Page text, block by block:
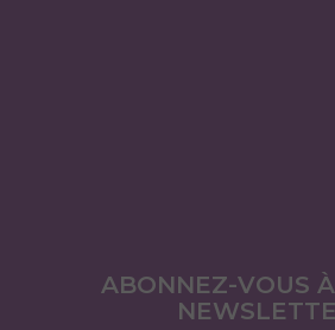
ABONNEZ-VOUS